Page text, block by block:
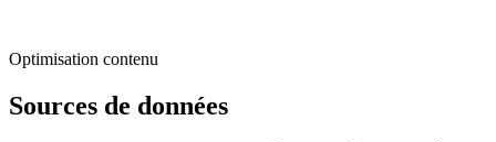
Optimisation contenu
Sources de données